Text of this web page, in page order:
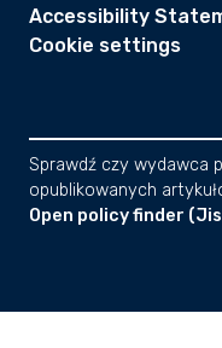
Accessibility
Cookie settings
Sprawdź czy wydawca
opublikowanych
Open policy finder